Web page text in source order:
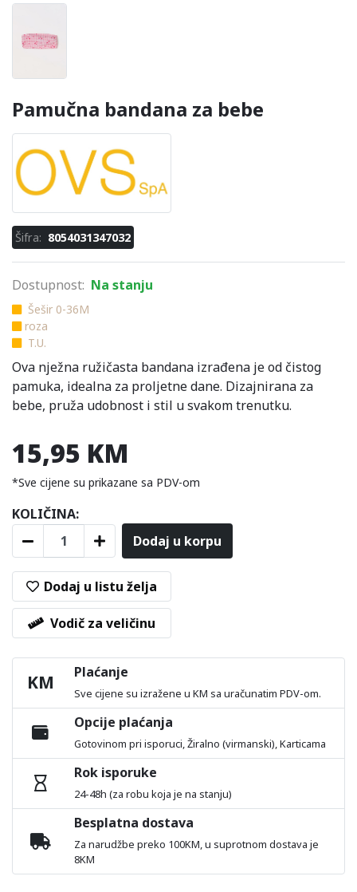
Pamučna bandana za bebe
Šifra: 8054031347032
Dostupnost: Na stanju
Šešir 0-36M
roza
T.U.
Ova nježna ružičasta bandana izrađena je od čistog
pamuka, idealna za proljetne dane. Dizajnirana za
bebe, pruža udobnost i stil u svakom trenutku.
15,95 KM
*Sve cijene su prikazane sa PDV-om
KOLIČINA:
Dodaj u korpu
Dodaj u listu želja
Vodič za veličinu
KM Plaćanje
Sve cijene su izražene u KM sa uračunatim PDV-om.
Opcije plaćanja
Gotovinom pri isporuci, Žiralno (virmanski), Karticama
Rok isporuke
24-48h (za robu koja je na stanju)
Besplatna dostava
Za narudžbe preko 100KM, u suprotnom dostava je
8KM